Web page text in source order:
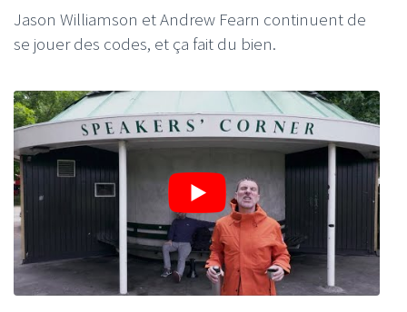
Jason Williamson et Andrew Fearn continuent de
se jouer des codes, et ça fait du bien.